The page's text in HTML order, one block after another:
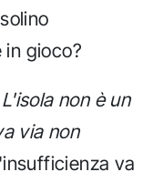
gioco?
L'isola non è un
via non
va